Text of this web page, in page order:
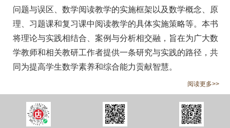
问题与误区、数学阅读教学的实施框架以及数学概念、原
理、习题课和复习课中阅读教学的具体实施策略等。本书
将理论与实践相结合、案例与分析相交融，旨在为广大数
学教师和相关教研工作者提供一条研究与实践的路径，共
同为提高学生数学素养和综合能力贡献智慧。
阅读更多>>